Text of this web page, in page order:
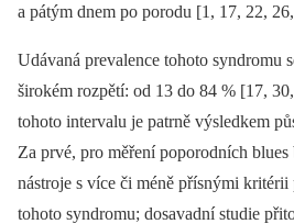
a pátým dnem po porodu [1, 17, 22,
Udávaná prevalence tohoto syndromu
širokém rozpětí: od 13 do 84 % [17,
tohoto intervalu je patrně výsledkem
Za prvé, pro měření poporodních
nástroje s více či méně přísnými
tohoto syndromu; dosavadní studie